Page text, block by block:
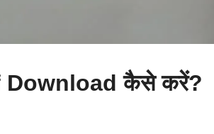
Download कैसे करें?